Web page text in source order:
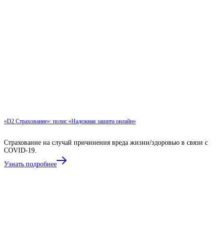
«D2 Страхование»: полис «Надежная защита онлайн»
Страхование на случай причинения вреда жизни/здоровью в связи с
COVID-19.
Узнать подробнее